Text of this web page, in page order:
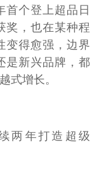
首个登上超品日
奖，也在某种程
变得愈强，边界
是新兴品牌，都
式增长。
两年打造超级